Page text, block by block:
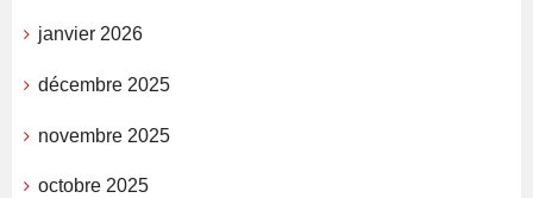
janvier 2026
décembre 2025
novembre 2025
octobre 2025